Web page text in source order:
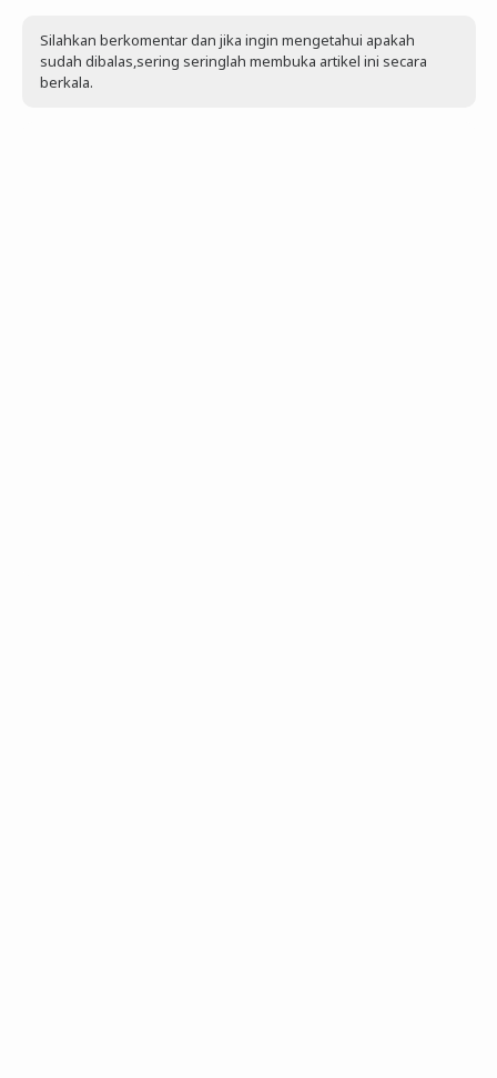
Silahkan berkomentar dan jika ingin mengetahui apakah
sudah dibalas,sering seringlah membuka artikel ini secara
berkala.